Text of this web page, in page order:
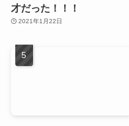
才だった！！！
2021年1月22日